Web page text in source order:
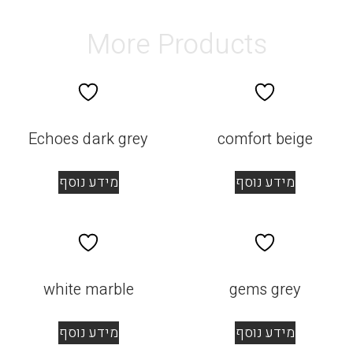
More Products
comfort beige
מידע נוסף
Echoes dark grey
מידע נוסף
gems grey
מידע נוסף
white marble
מידע נוסף